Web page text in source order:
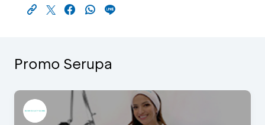
Promo Serupa